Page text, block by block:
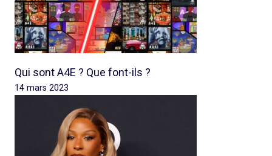
Qui sont A4E ? Que font-ils ?
14 mars 2023